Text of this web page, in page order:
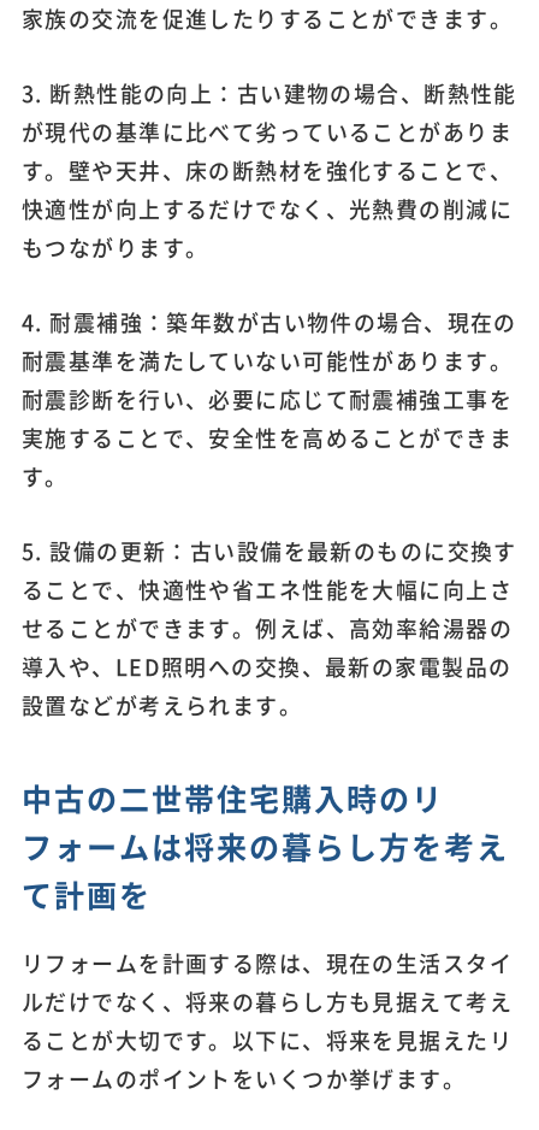
家族の交流を促進したりすることができます。
3. 断熱性能の向上：古い建物の場合、断熱性能
が現代の基準に比べて劣っていることがありま
す。壁や天井、床の断熱材を強化することで、
快適性が向上するだけでなく、光熱費の削減に
もつながります。
4. 耐震補強：築年数が古い物件の場合、現在の
耐震基準を満たしていない可能性があります。
耐震診断を行い、必要に応じて耐震補強工事を
実施することで、安全性を高めることができま
す。
5. 設備の更新：古い設備を最新のものに交換す
ることで、快適性や省エネ性能を大幅に向上さ
せることができます。例えば、高効率給湯器の
導入や、LED照明への交換、最新の家電製品の
設置などが考えられます。
中古の二世帯住宅購入時のリ
フォームは将来の暮らし方を考え
て計画を
リフォームを計画する際は、現在の生活スタイ
ルだけでなく、将来の暮らし方も見据えて考え
ることが大切です。以下に、将来を見据えたリ
フォームのポイントをいくつか挙げます。